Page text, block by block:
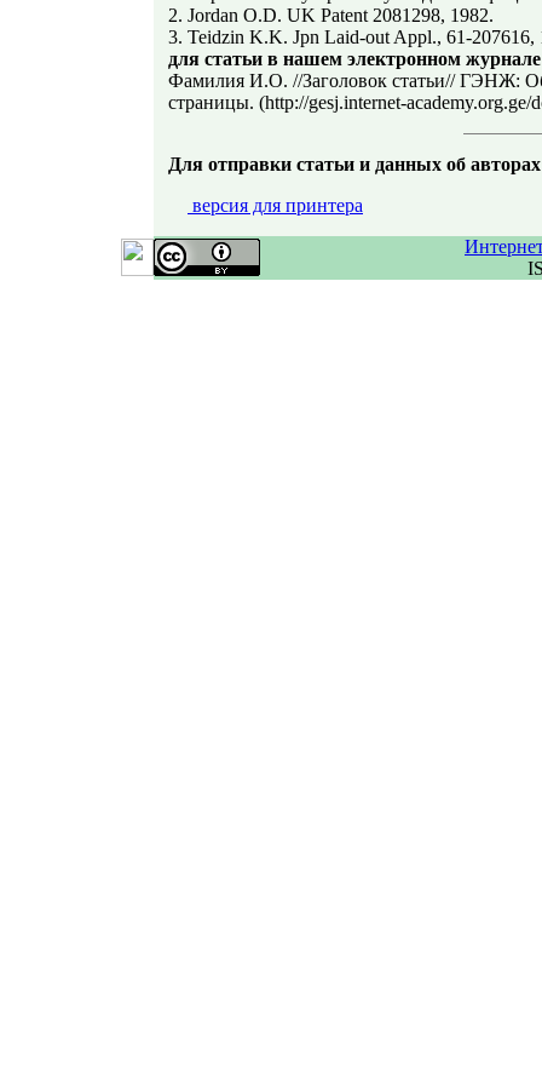
2. Jordan O.D. UK Patent 2081298, 1982.
3. Teidzin K.K. Jpn Laid-out Appl., 61-207616,
для статьи в нашем электронном
Фамилия И.О. //Заголовок статьи// ГЭНЖ:
страницы. (http://gesj.internet-
Для отправки статьи и данных об
версия для принтера